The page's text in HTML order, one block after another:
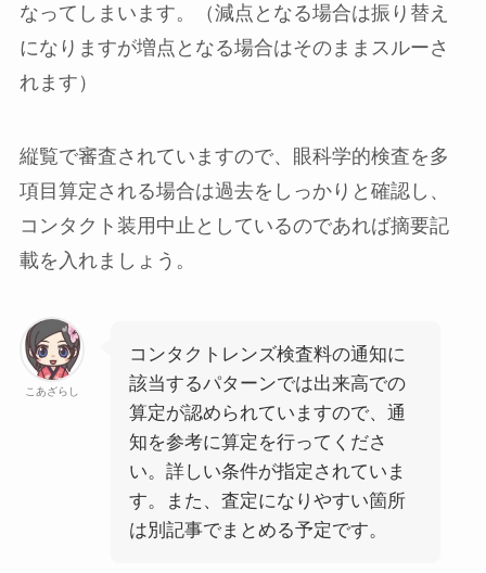
なってしまいます。（減点となる場合は振り替え
になりますが増点となる場合はそのままスルーさ
れます）
縦覧で審査されていますので、眼科学的検査を多
項目算定される場合は過去をしっかりと確認し、
コンタクト装用中止としているのであれば摘要記
載を入れましょう。
こあざらし
コンタクトレンズ検査料の通知に
該当するパターンでは出来高での
算定が認められていますので、通
知を参考に算定を行ってくださ
い。詳しい条件が指定されていま
す。また、査定になりやすい箇所
は別記事でまとめる予定です。